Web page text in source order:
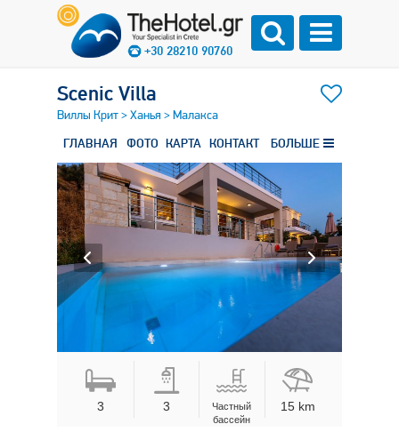
+30 28210 90760
Scenic Villa
Виллы Крит>Ханья >Малакса
ГЛАВНАЯ ФОТО КАРТА КОНТАКТ БОЛЬШЕ
3 3
Частный
бассейн
15 km